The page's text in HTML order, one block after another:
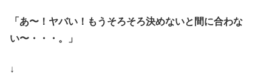
「あ〜！ヤバい！もうそろそろ決めないと間に合わな
い〜・・・。」
↓